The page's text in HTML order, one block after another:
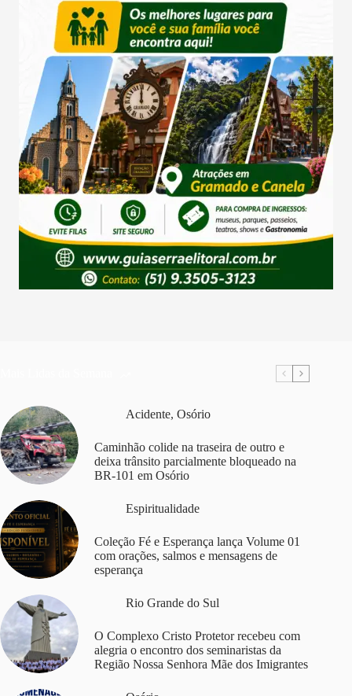
Acidente, Osório
Caminhão colide na traseira de outro e
deixa trânsito parcialmente bloqueado na
BR-101 em Osório
Espiritualidade
Coleção Fé e Esperança lança Volume 01
com orações, salmos e mensagens de
esperança
Rio Grande do Sul
O Complexo Cristo Protetor recebeu com
alegria o encontro dos seminaristas da
Região Nossa Senhora Mãe dos Imigrantes